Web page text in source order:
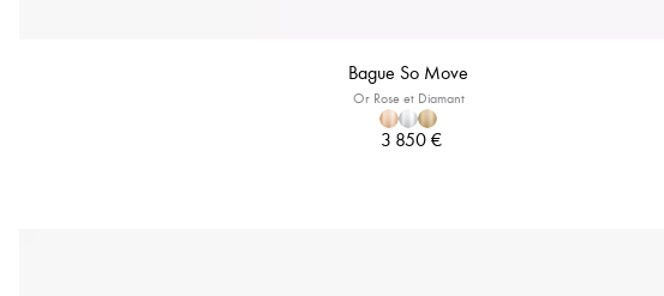
Bague So Move
Or Rose et Diamant
3 850 €